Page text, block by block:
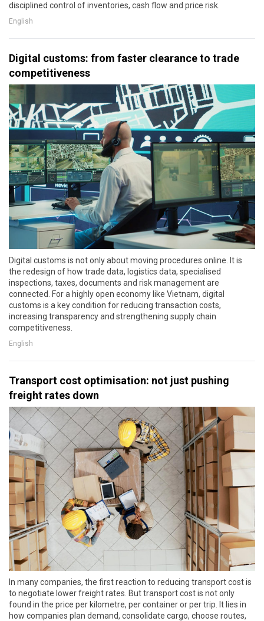
disciplined control of inventories, cash flow and price risk.
English
Digital customs: from faster clearance to trade
competitiveness
Digital customs is not only about moving procedures online. It is
the redesign of how trade data, logistics data, specialised
inspections, taxes, documents and risk management are
connected. For a highly open economy like Vietnam, digital
customs is a key condition for reducing transaction costs,
increasing transparency and strengthening supply chain
competitiveness.
English
Transport cost optimisation: not just pushing
freight rates down
In many companies, the first reaction to reducing transport cost is
to negotiate lower freight rates. But transport cost is not only
found in the price per kilometre, per container or per trip. It lies in
how companies plan demand, consolidate cargo, choose routes,